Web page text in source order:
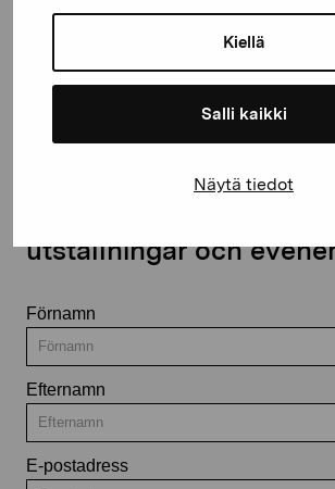
Kiellä
Salli kaikki
Näytä tiedot
Kontakta oss
utställningar och
Förnamn
Efternamn
E-postadress